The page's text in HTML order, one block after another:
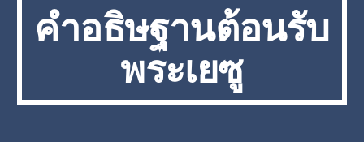
คำอธิษฐานต้อนรับ
พระเยซู